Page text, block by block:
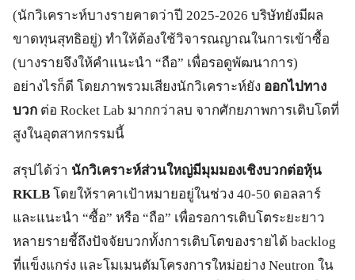
(นักวิเคราะห์บางรายคาดว่าปี 2025-2026 บริษัทยังมีผล
ขาดทุนสุทธิอยู่) ทำให้ต้องใช้วิจารณญาณในการเข้าซื้อ
(บางรายจึงให้คำแนะนำ “ถือ” เพื่อรอดูพัฒนาการ)
อย่างไรก็ดี โดยภาพรวมเสียงนักวิเคราะห์ยัง ออกไปทาง
บวก ต่อ Rocket Lab มากกว่าลบ จากศักยภาพการเติบโตที่
สูงในอุตสาหกรรมนี้
สรุปได้ว่า นักวิเคราะห์ส่วนใหญ่มีมุมมองเชิงบวกต่อหุ้น
RKLB โดยให้ราคาเป้าหมายอยู่ในช่วง 40-50 ดอลลาร์
และแนะนำ “ซื้อ” หรือ “ถือ” เพื่อรอการเติบโตระยะยาว
หลายรายชี้ถึงปัจจัยบวกทั้งการเติบโตของรายได้ backlog
ที่แข็งแกร่ง และโมเมนตัมโครงการใหม่อย่าง Neutron ใน